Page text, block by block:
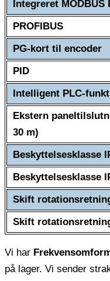
Integreret MODBUS
PROFIBUS
PG-kort til encoder
PID
Intelligent PLC-
Ekstern
30 m)
Beskyttelsesklasse
Beskyttelsesklasse
Skift
Skift
Vi har
på lager. Vi sender